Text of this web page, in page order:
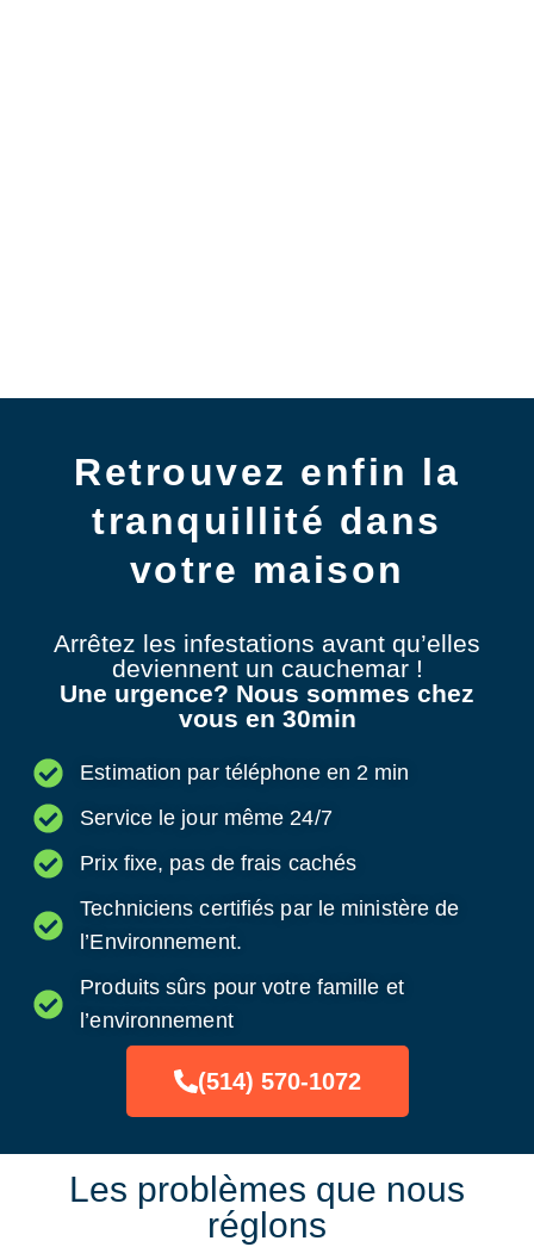
Retrouvez enfin la
tranquillité dans
votre maison
Arrêtez les infestations avant qu’elles
deviennent un cauchemar !
Une urgence? Nous sommes chez
vous en 30min
Estimation par téléphone en 2 min
Service le jour même 24/7
Prix fixe, pas de frais cachés
Techniciens certifiés par le ministère de
l’Environnement.
Produits sûrs pour votre famille et
l’environnement
(514) 570-1072
Les problèmes que nous
réglons